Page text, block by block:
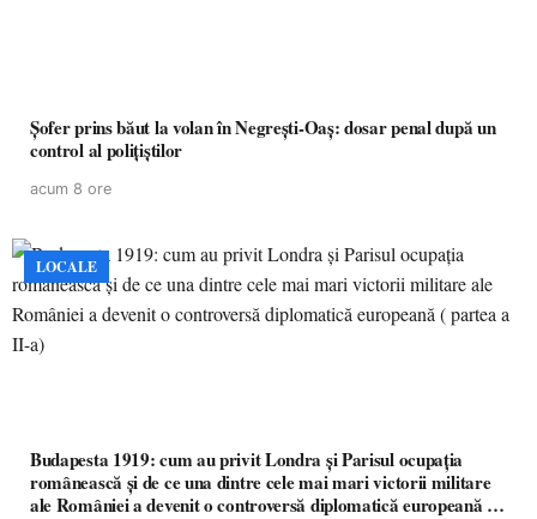
Șofer prins băut la volan în Negrești-Oaș: dosar penal după un
control al polițiștilor
acum 8 ore
LOCALE
Budapesta 1919: cum au privit Londra și Parisul ocupația
românească și de ce una dintre cele mai mari victorii militare
ale României a devenit o controversă diplomatică europeană (